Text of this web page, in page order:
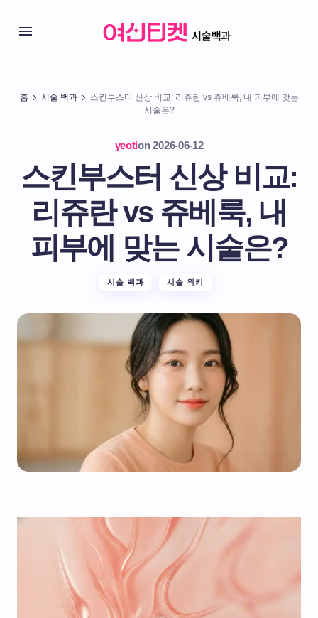
홈 시술 백과
스킨부스터 신상 비교: 리쥬란 vs 쥬베룩, 내 피부에 맞는
시술은?
yeotion 2026-06-12
스킨부스터 신상 비교:
리쥬란 vs 쥬베룩, 내
피부에 맞는 시술은?
시술 백과 시술 위키